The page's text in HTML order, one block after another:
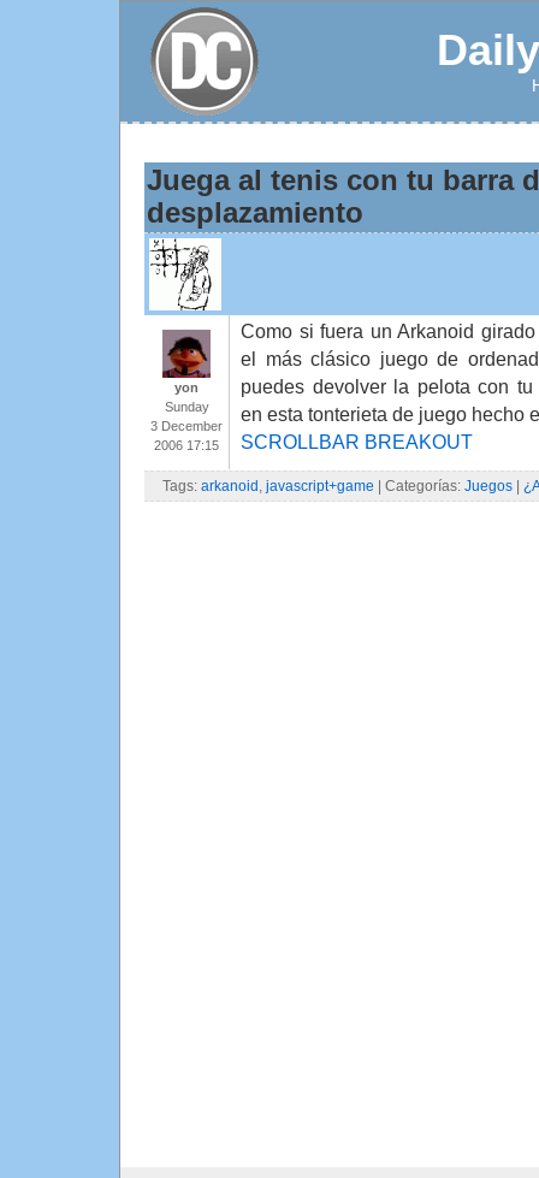
Juega al tenis con tu barra
desplazamiento
yon
Sunday
3 December
2006 17:15
Como si fuera un Arkanoid
el más clásico juego de
puedes devolver la pelota con
en esta tonterieta de juego hecho
SCROLLBAR BREAKOUT
Tags: arkanoid , javascript+game | Categorías: Juegos